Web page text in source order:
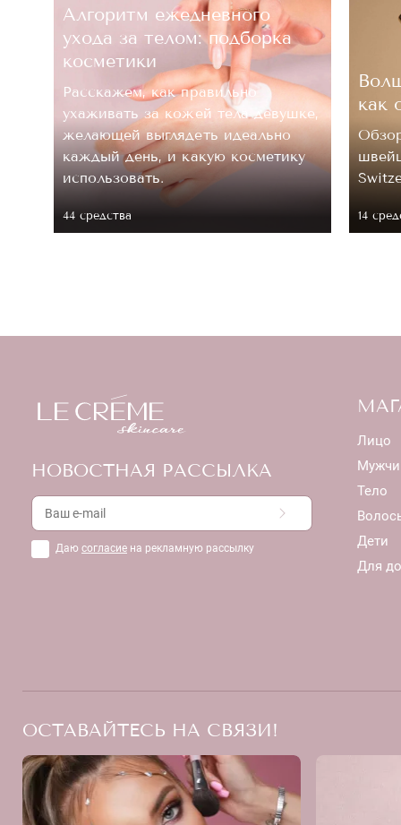
Алгоритм ежедневного
ухода за телом: подборка
косметики
Расскажем, как правильно
ухаживать за кожей тела девушке,
желающей выглядеть идеально
каждый день, и какую косметику
использовать.
44 средствa
как
14
НОВОСТНАЯ РАССЫЛКА
Даю согласие на рекламную рассылку
Лицо
Тело
Дети
Для
ОСТАВАЙТЕСЬ НА СВЯЗИ!